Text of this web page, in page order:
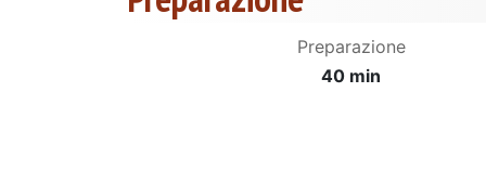
Preparazione
40 min